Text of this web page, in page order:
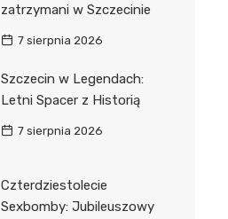
zatrzymani w Szczecinie
7 sierpnia 2026
Szczecin w Legendach:
Letni Spacer z Historią
7 sierpnia 2026
Czterdziestolecie
Sexbomby: Jubileuszowy